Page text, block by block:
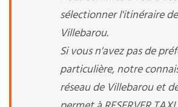
sélectionner l'itinéraire
Villebarou.
Si vous n'avez pas de
particulière, notre
réseau de Villebarou et